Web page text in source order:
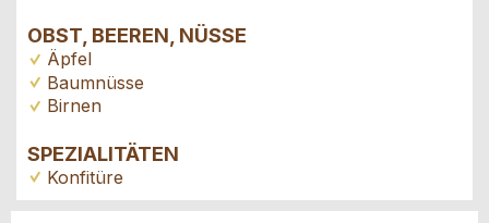
OBST, BEEREN, NÜSSE
Äpfel
Baumnüsse
Birnen
SPEZIALITÄTEN
Konfitüre